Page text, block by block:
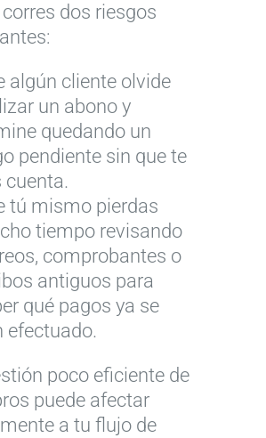
dos riesgos
algún cliente olvide
un abono y
quedando un
pendiente sin que te
cuenta.
tú mismo pierdas
tiempo revisando
comprobantes o
antiguos para
qué pagos ya se
efectuado.
poco eficiente de
puede afectar
a tu flujo de